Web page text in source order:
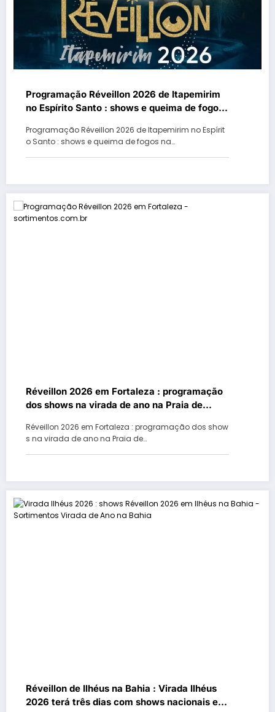
Programação Réveillon 2026 de Itapemirim
no Espírito Santo : shows e queima de fogos
Programação Réveillon 2026 de Itapemirim no Espírit
o Santo : shows e queima de fogos na…
Réveillon 2026 em Fortaleza : programação
dos shows na virada de ano na Praia de
Réveillon 2026 em Fortaleza : programação dos show
s na virada de ano na Praia de…
Réveillon de Ilhéus na Bahia : Virada Ilhéus
2026 terá três dias com shows nacionais e